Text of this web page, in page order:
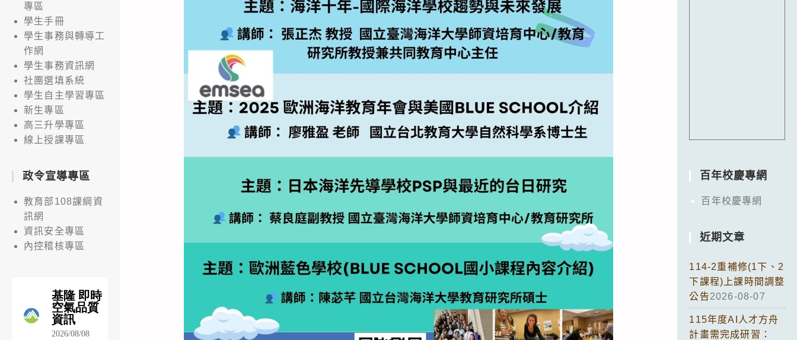
專區
學生手冊
學生事務與轉導工
作網
學生事務資訊網
社團選填系統
學生自主學習專區
新生專區
高三升學專區
線上授課專區
政令宣導專區
教育部108課綱資
訊網
資訊安全專區
內控稽核專區
百年校慶專網
百年校慶專網
近期文章
114-2重補修(1下、2
下課程)上課時間調整
公告2026-08-07
115年度AI人才方舟
計畫需完成研習：